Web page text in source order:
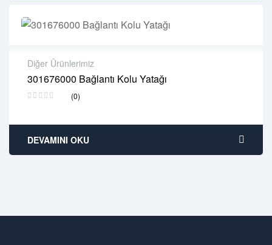
Diğer Ürünlerimiz
301676000 Bağlantı Kolu Yatağı
(0)
2 years warranty
Delivery time: 1-2 business days
DEVAMINI OKU